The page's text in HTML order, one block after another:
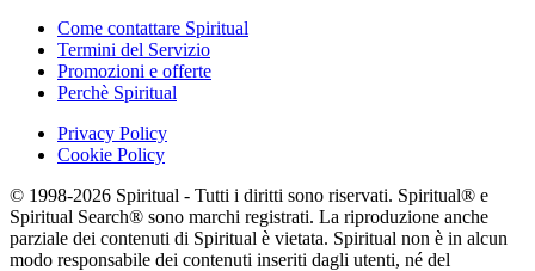
Come contattare Spiritual
Termini del Servizio
Promozioni e offerte
Perchè Spiritual
Privacy Policy
Cookie Policy
© 1998-2026 Spiritual - Tutti i diritti sono riservati. Spiritual® e
Spiritual Search® sono marchi registrati. La riproduzione anche
parziale dei contenuti di Spiritual è vietata. Spiritual non è in alcun
modo responsabile dei contenuti inseriti dagli utenti, né del